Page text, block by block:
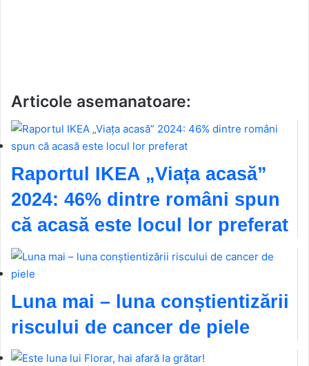
Articole asemanatoare:
Raportul IKEA „Viața acasă”
2024: 46% dintre români spun
că acasă este locul lor preferat
Luna mai – luna conștientizării
riscului de cancer de piele